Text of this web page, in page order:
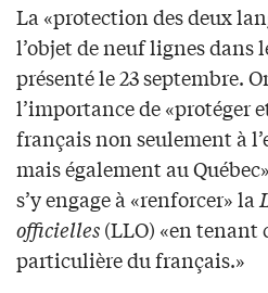
La «protection des deux
l’objet de neuf lignes dans
présenté le 23 septembre.
l’importance de «protéger
français non seulement à
mais également au
s’y engage à «renforcer» la
officielles(LLO) «en tenant
particulière du français.»